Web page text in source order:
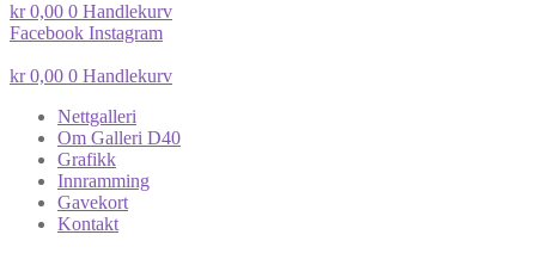
kr0,00 0 Handlekurv
Facebook Instagram
kr0,00 0 Handlekurv
Nettgalleri
Om Galleri D40
Grafikk
Innramming
Gavekort
Kontakt